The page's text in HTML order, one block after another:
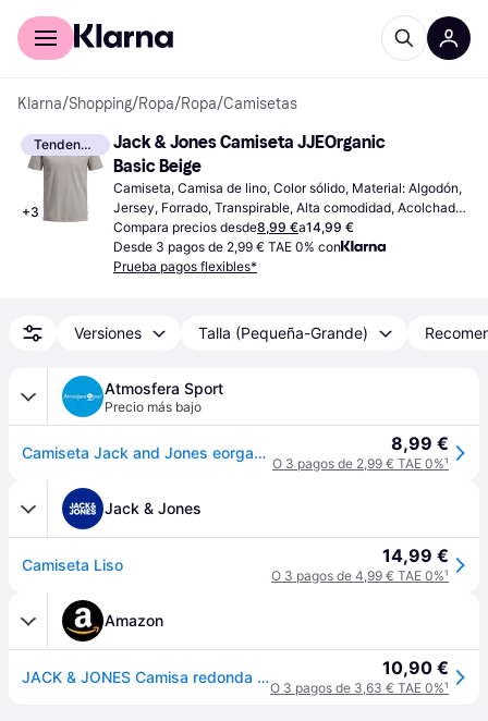
Comprar con Klarna
Klarna/Shopping/Ropa/Ropa/Camisetas
Tendencia
+3
Jack & Jones Camiseta JJEOrganic
Basic Beige
Camiseta, Camisa de lino, Color sólido, Material: Algodón,
Jersey, Forrado, Transpirable, Alta comodidad, Acolchado,
Con Aro, Elástico
Compara precios desde8,99 €a14,99 €
Desde 3 pagos de 2,99 € TAE 0% con
Prueba pagos flexibles*
Versiones Talla (Pequeña-Grande)
Atmosfera Sport
Precio más bajo
Camiseta Jack and Jones eorganic Basic O-Neck Crockery Hombre - Multicolor - L 8,99 €
O 3 pagos de 2,99 € TAE 0%¹
Jack & Jones
Camiseta Liso 14,99 €
O 3 pagos de 4,99 € TAE 0%¹
Amazon
JACK & JONES Camisa redonda Organic Basic SS para hombre , L 10,90 €
O 3 pagos de 3,63 € TAE 0%¹